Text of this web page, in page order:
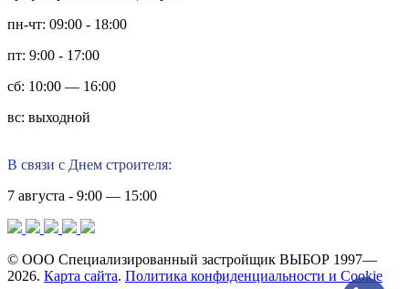
пн-чт: 09:00 - 18:00
пт: 9:00 - 17:00
сб: 10:00 — 16:00
вс: выходной
В связи с Днем строителя:
7 августа - 9:00 — 15:00
© ООО Специализированный застройщик ВЫБОР 1997—
2026. Карта сайта. Политика конфиденциальности и Cookie